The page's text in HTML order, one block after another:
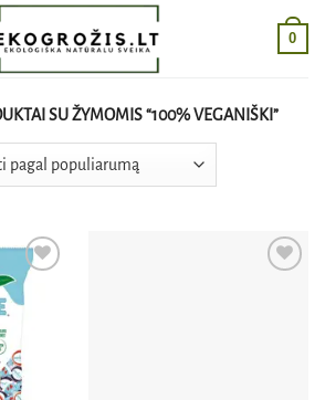
0
SU ŽYMOMIS “100% VEGANIŠKI”
Pridėti